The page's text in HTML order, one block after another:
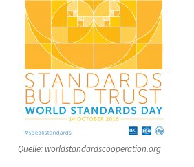
Quelle: worldstandardscooperation.org